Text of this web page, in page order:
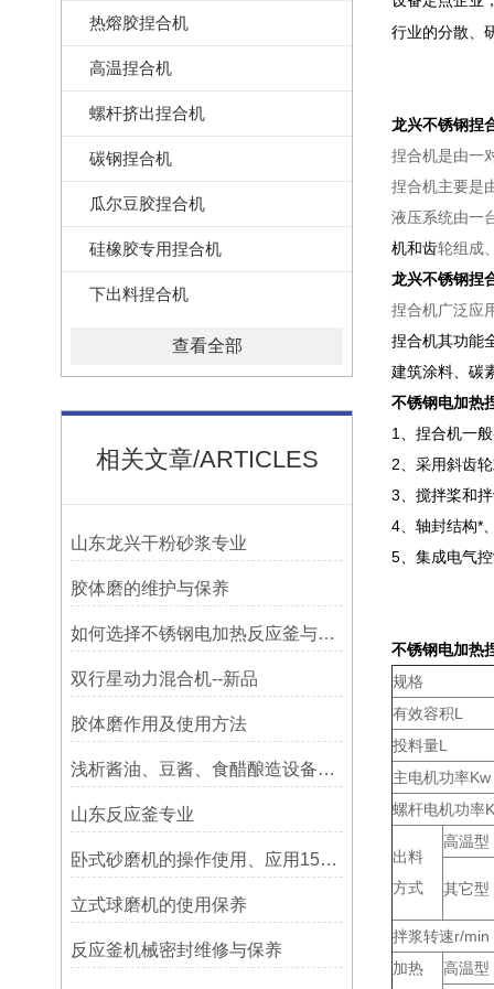
热熔胶捏合机
高温捏合机
螺杆挤出捏合机
碳钢捏合机
瓜尔豆胶捏合机
硅橡胶专用捏合机
下出料捏合机
查看全部
相关文章/ARTICLES
山东龙兴干粉砂浆专业
胶体磨的维护与保养
如何选择不锈钢电加热反应釜与蒸汽加热反应釜
双行星动力混合机--新品
胶体磨作用及使用方法
浅析酱油、豆酱、食醋酿造设备生产线的工艺
山东反应釜专业
卧式砂磨机的操作使用、应用15853548638
立式球磨机的使用保养
反应釜机械密封维修与保养
行业的分散、
龙兴不锈钢捏
捏合机是由一
捏合机主要是
液压系统由一
机和齿轮组成
龙兴不锈钢捏
捏合机广泛应
捏合机其功能
建筑涂料、碳
不锈钢电加热
1、捏合机一
2、采用斜齿
3、搅拌桨和
4、轴封结构*
5、集成电气
不锈钢电加热
规格
有效容积L
投料量L
主电机功率Kw
螺杆电机功率
出料
方式
高温型
其它型
拌浆转速r/min
加热
高温型